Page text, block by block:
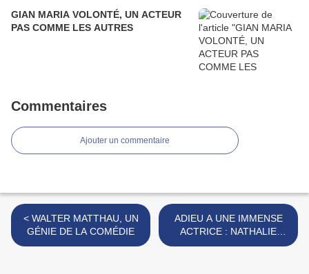
GIAN MARIA VOLONTÉ, UN ACTEUR
PAS COMME LES AUTRES
Commentaires
Ajouter un commentaire
< WALTER MATTHAU, UN
GÉNIE DE LA COMÉDIE
ADIEU A UNE IMMENSE
ACTRICE : NATHALIE
BAYE >